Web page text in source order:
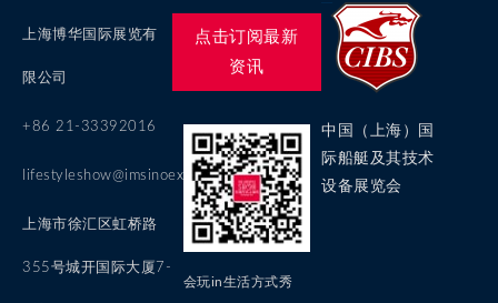
上海博华国际展览有
限公司
+86 21-33392016
lifestyleshow@imsinoexpo.com
上海市徐汇区虹桥路
355号城开国际大厦7-
点击订阅最新
资讯
会玩in生活方式秀
中国（上海）国
际船艇及其技术
设备展览会